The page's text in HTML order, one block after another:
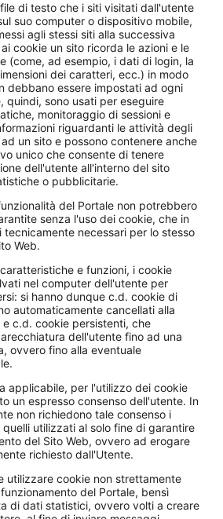
di testo che i siti visitati dall'utente
suo computer o dispositivo mobile,
agli stessi siti alla successiva
cookie un sito ricorda le azioni e le
(come, ad esempio, i dati di login, la
dei caratteri, ecc.) in modo
debbano essere impostati ad ogni
quindi, sono usati per eseguire
monitoraggio di sessioni e
riguardanti le attività degli
un sito e possono contenere anche
unico che consente di tenere
dell'utente all'interno del sito
o pubblicitarie.
del Portale non potrebbero
senza l'uso dei cookie, che in
necessari per lo stesso
Web.
e funzioni, i cookie
nel computer dell'utente per
si hanno dunque c.d. cookie di
automaticamente cancellati alla
c.d. cookie persistenti, che
dell'utente fino ad una
ovvero fino alla eventuale
applicabile, per l'utilizzo dei cookie
un espresso consenso dell'utente. In
non richiedono tale consenso i
utilizzati al solo fine di garantire
del Sito Web, ovvero ad erogare
richiesto dall'Utente.
utilizzare cookie non strettamente
del Portale, bensì
di dati statistici, ovvero volti a creare